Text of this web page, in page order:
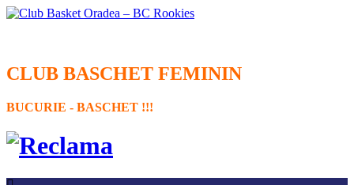
CLUB BASCHET FEMININ
BUCURIE - BASCHET !!!